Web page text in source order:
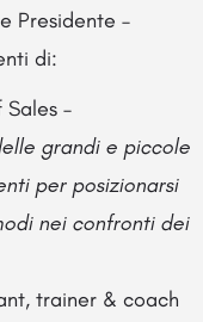
Presidente –
di:
–
grandi e piccole
per posizionarsi
nei confronti dei
trainer & coach